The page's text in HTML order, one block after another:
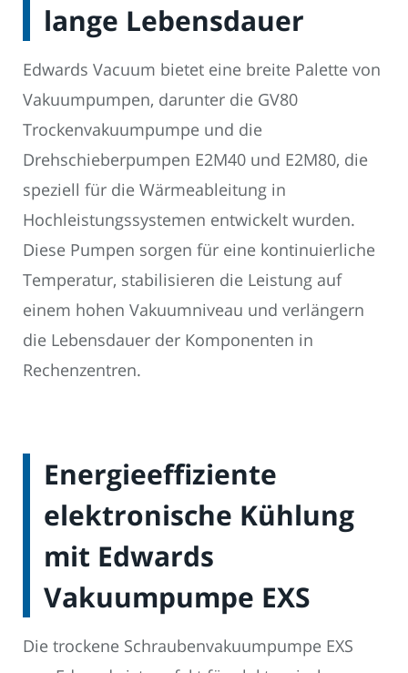
lange Lebensdauer
Edwards Vacuum bietet eine breite Palette von
Vakuumpumpen, darunter die GV80
Trockenvakuumpumpe und die
Drehschieberpumpen E2M40 und E2M80, die
speziell für die Wärmeableitung in
Hochleistungssystemen entwickelt wurden.
Diese Pumpen sorgen für eine kontinuierliche
Temperatur, stabilisieren die Leistung auf
einem hohen Vakuumniveau und verlängern
die Lebensdauer der Komponenten in
Rechenzentren.
Energieeffiziente
elektronische Kühlung
mit Edwards
Vakuumpumpe EXS
Die trockene Schraubenvakuumpumpe EXS